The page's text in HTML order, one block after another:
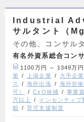
Industrial
サルタント（
その他、コンサル
有名外資系総合コン
1100万円 ～ 1349万円
業
上場企業 大手企業
ス
海外出張 海外折衝
可）
CxO候補 事業
万以上
インセンティブ
能
育児支援制度